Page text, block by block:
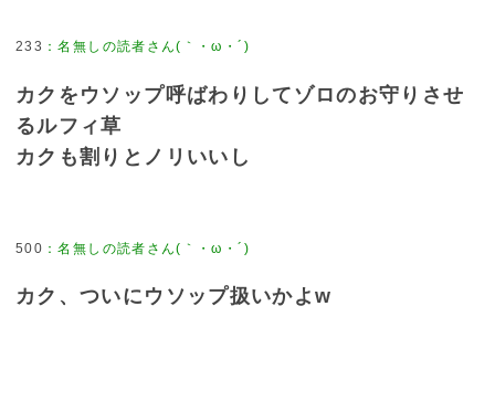
233 ：名無しの読者さん(｀・ω・´)
カクをウソップ呼ばわりしてゾロのお守りさせ
るルフィ草
カクも割りとノリいいし
500 ：名無しの読者さん(｀・ω・´)
カク、ついにウソップ扱いかよw